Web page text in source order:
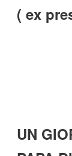
( ex
UN